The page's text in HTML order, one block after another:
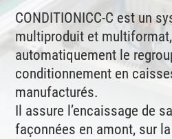
CONDITIONICC-C est un
multiproduit et
automatiquement le
conditionnement en
manufacturés.
Il assure l’encaissage de
façonnées en amont, sur